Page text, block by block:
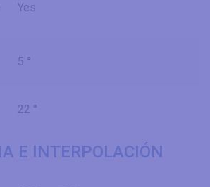
Yes
5 °
22 °
E INTERPOLACIÓN